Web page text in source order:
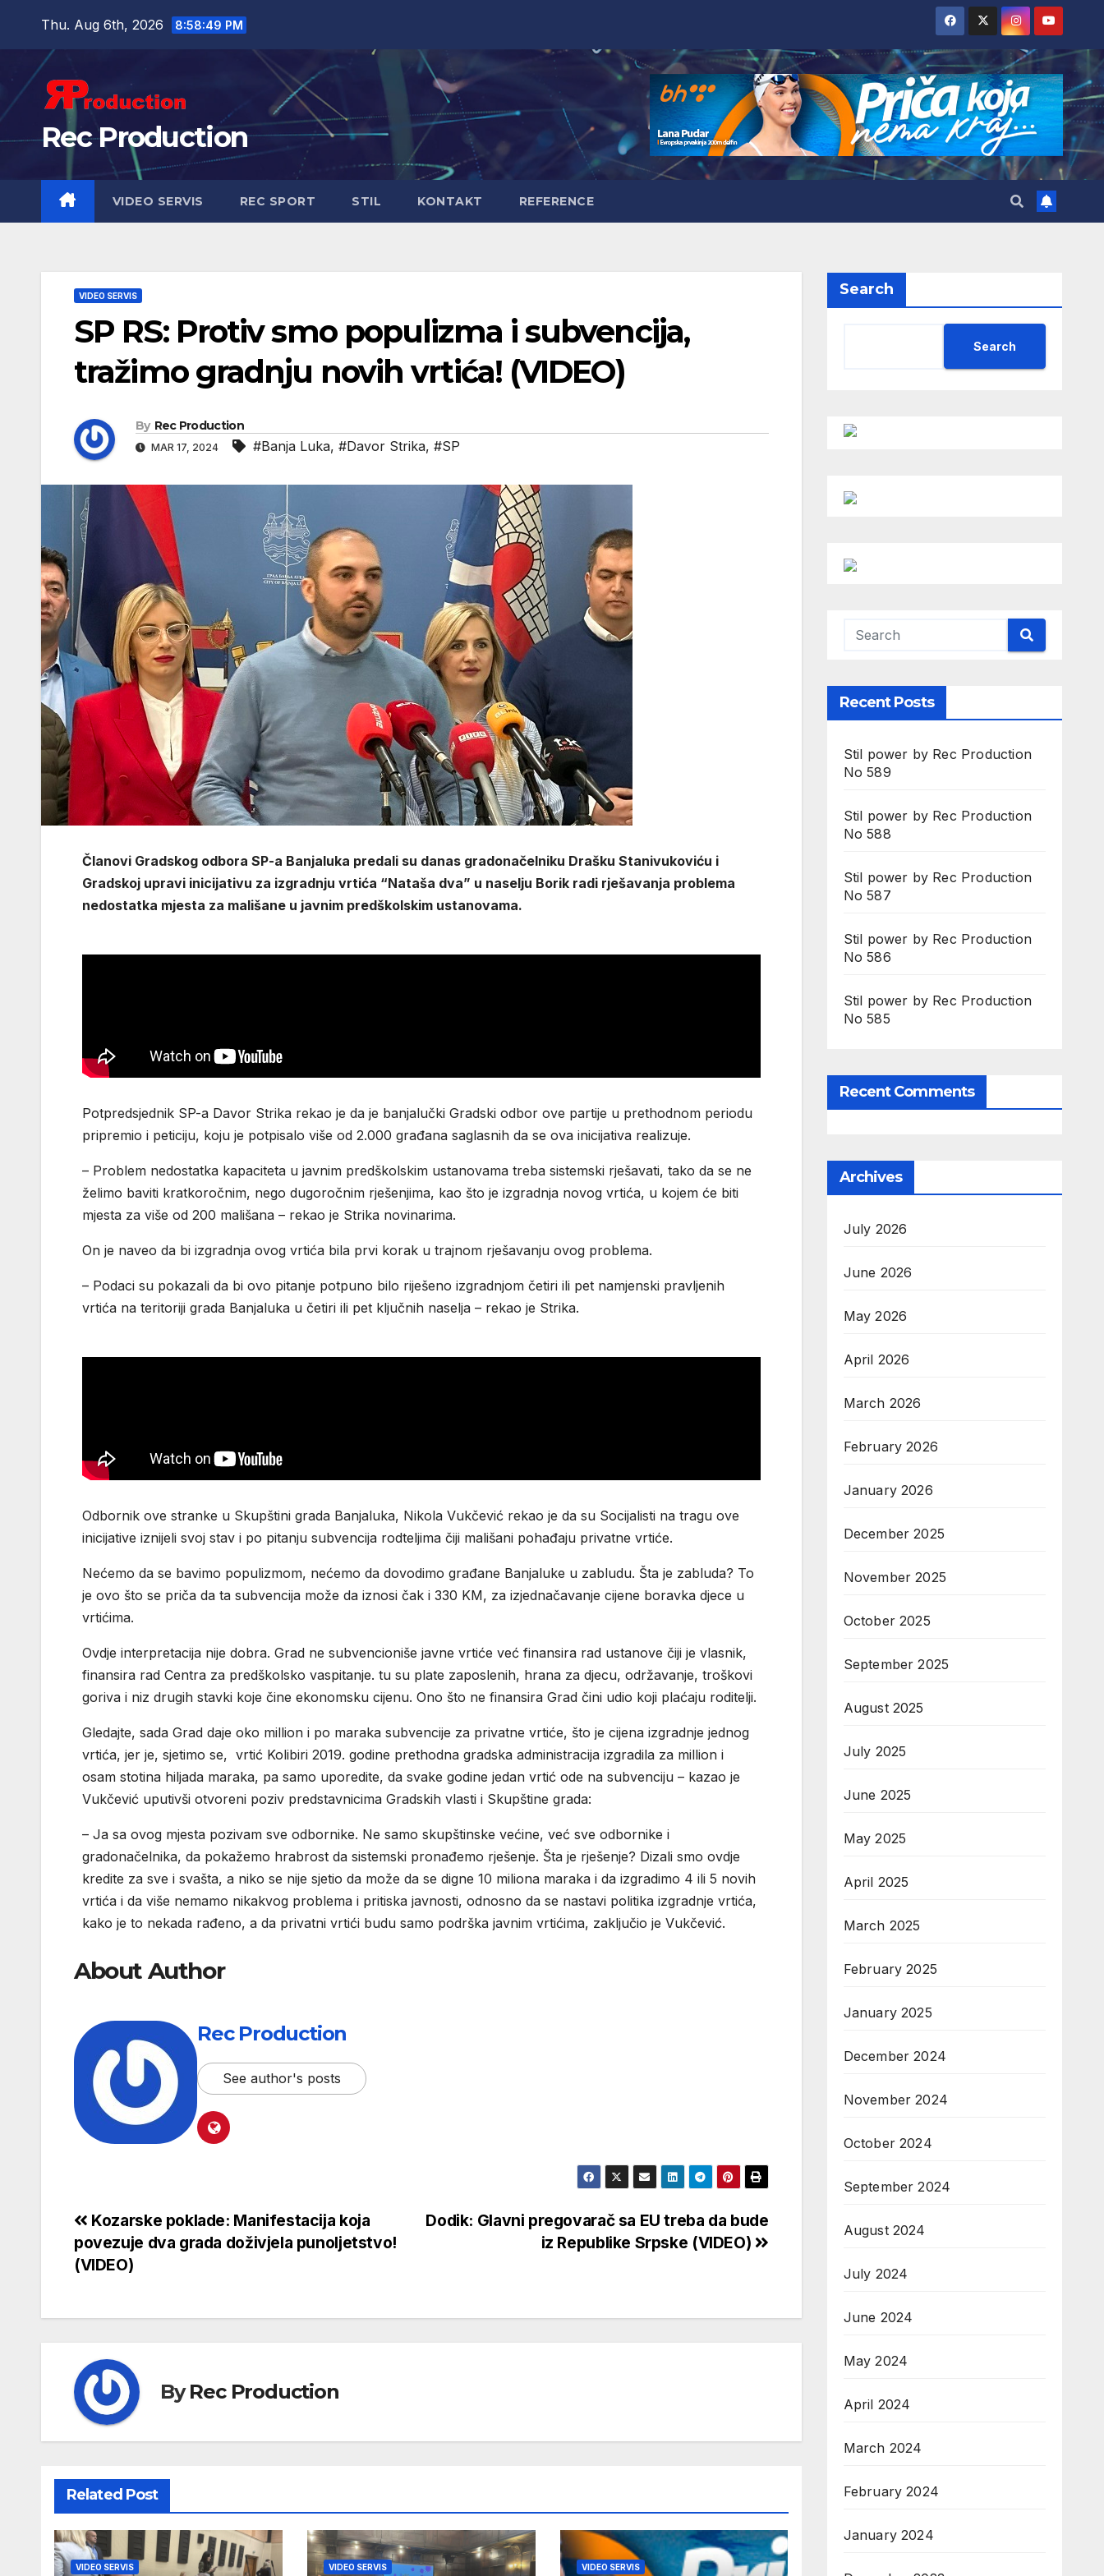
Thu. Aug 6th, 2026 8:58:50 PM
Rec Production
VIDEO SERVIS REC SPORT STIL KONTAKT REFERENCE
VIDEO SERVIS
SP RS: Protiv smo populizma i subvencija,
tražimo gradnju novih vrtića! (VIDEO)
By Rec Production
MAR 17, 2024 #Banja Luka, #Davor Strika, #SP
Članovi Gradskog odbora SP-a Banjaluka predali su danas gradonačelniku Drašku Stanivukoviću i
Gradskoj upravi inicijativu za izgradnju vrtića “Nataša dva” u naselju Borik radi rješavanja problema
nedostatka mjesta za mališane u javnim predškolskim ustanovama.
Potpredsjednik SP-a Davor Strika rekao je da je banjalučki Gradski odbor ove partije u prethodnom periodu
pripremio i peticiju, koju je potpisalo više od 2.000 građana saglasnih da se ova inicijativa realizuje.
– Problem nedostatka kapaciteta u javnim predškolskim ustanovama treba sistemski rješavati, tako da se ne
želimo baviti kratkoročnim, nego dugoročnim rješenjima, kao što je izgradnja novog vrtića, u kojem će biti
mjesta za više od 200 mališana – rekao je Strika novinarima.
On je naveo da bi izgradnja ovog vrtića bila prvi korak u trajnom rješavanju ovog problema.
– Podaci su pokazali da bi ovo pitanje potpuno bilo riješeno izgradnjom četiri ili pet namjenski pravljenih
vrtića na teritoriji grada Banjaluka u četiri ili pet ključnih naselja – rekao je Strika.
Odbornik ove stranke u Skupštini grada Banjaluka, Nikola Vukčević rekao je da su Socijalisti na tragu ove
inicijative iznijeli svoj stav i po pitanju subvencija rodteljima čiji mališani pohađaju privatne vrtiće.
Nećemo da se bavimo populizmom, nećemo da dovodimo građane Banjaluke u zabludu. Šta je zabluda? To
je ovo što se priča da ta subvencija može da iznosi čak i 330 KM, za izjednačavanje cijene boravka djece u
vrtićima.
Ovdje interpretacija nije dobra. Grad ne subvencioniše javne vrtiće već finansira rad ustanove čiji je vlasnik,
finansira rad Centra za predškolsko vaspitanje. tu su plate zaposlenih, hrana za djecu, održavanje, troškovi
goriva i niz drugih stavki koje čine ekonomsku cijenu. Ono što ne finansira Grad čini udio koji plaćaju roditelji.
Gledajte, sada Grad daje oko million i po maraka subvencije za privatne vrtiće, što je cijena izgradnje jednog
vrtića, jer je, sjetimo se, vrtić Kolibiri 2019. godine prethodna gradska administracija izgradila za million i
osam stotina hiljada maraka, pa samo uporedite, da svake godine jedan vrtić ode na subvenciju – kazao je
Vukčević uputivši otvoreni poziv predstavnicima Gradskih vlasti i Skupštine grada:
– Ja sa ovog mjesta pozivam sve odbornike. Ne samo skupštinske većine, već sve odbornike i
gradonačelnika, da pokažemo hrabrost da sistemski pronađemo rješenje. Šta je rješenje? Dizali smo ovdje
kredite za sve i svašta, a niko se nije sjetio da može da se digne 10 miliona maraka i da izgradimo 4 ili 5 novih
vrtića i da više nemamo nikakvog problema i pritiska javnosti, odnosno da se nastavi politika izgradnje vrtića,
kako je to nekada rađeno, a da privatni vrtići budu samo podrška javnim vrtićima, zaključio je Vukčević.
About Author
Rec Production
See author's posts
Dodik: Glavni pregovarač sa EU treba da bude
iz Republike Srpske (VIDEO)
Kozarske poklade: Manifestacija koja
povezuje dva grada doživjela punoljetstvo!
(VIDEO)
ByRec Production
Related Post
VIDEO SERVIS VIDEO SERVIS VIDEO SERVIS
Search
Search
Recent Posts
Stil power by Rec Production
No 589
Stil power by Rec Production
No 588
Stil power by Rec Production
No 587
Stil power by Rec Production
No 586
Stil power by Rec Production
No 585
Recent Comments
Archives
July 2026
June 2026
May 2026
April 2026
March 2026
February 2026
January 2026
December 2025
November 2025
October 2025
September 2025
August 2025
July 2025
June 2025
May 2025
April 2025
March 2025
February 2025
January 2025
December 2024
November 2024
October 2024
September 2024
August 2024
July 2024
June 2024
May 2024
April 2024
March 2024
February 2024
January 2024